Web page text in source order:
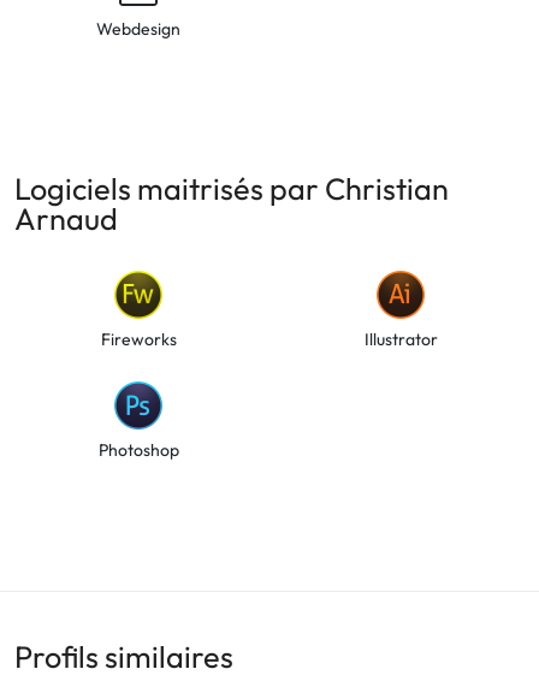
Webdesign
Logiciels maitrisés par Christian
Arnaud
Fireworks Illustrator
Photoshop
Profils similaires